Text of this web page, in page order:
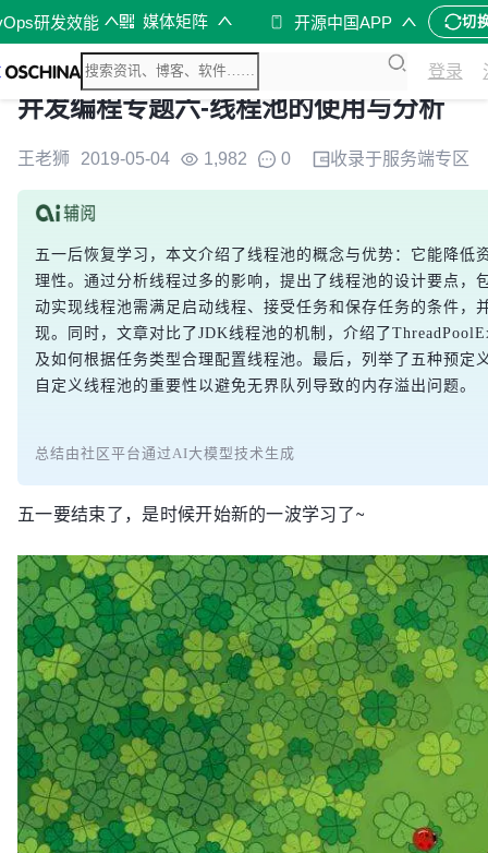
研发效能 媒体矩阵 开源中国APP 切
登录
并发编程专题六-线程池的使用与分析
王老狮 2019-05-04 1,982 0 收录于服务端专区
五一后恢复学习，本文介绍了线程池的概念与优势：它能降低
理性。通过分析线程过多的影响，提出了线程池的设计要点，
动实现线程池需满足启动线程、接受任务和保存任务的条件，
现。同时，文章对比了JDK线程池的机制，介绍了
及如何根据任务类型合理配置线程池。最后，列举了五种预定
自定义线程池的重要性以避免无界队列导致的内存溢出问题。
总结由社区平台通过AI大模型技术生成
五一要结束了，是时候开始新的一波学习了~